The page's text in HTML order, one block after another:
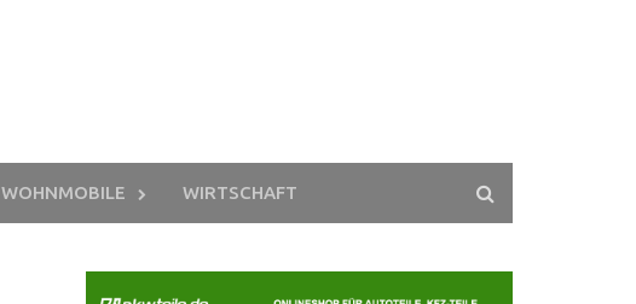
WOHNMOBILE WIRTSCHAFT